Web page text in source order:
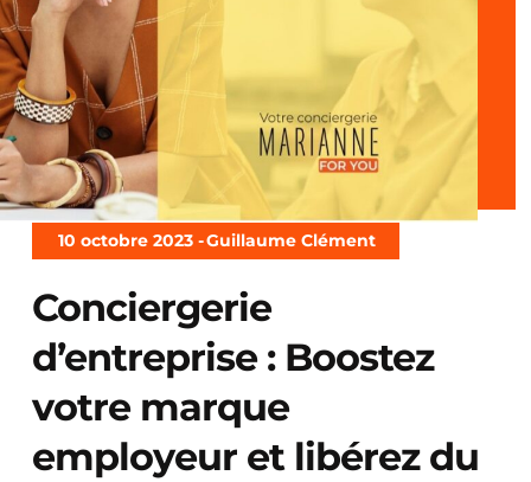
10 octobre 2023 -Guillaume Clément
Conciergerie
d’entreprise : Boostez
votre marque
employeur et libérez du